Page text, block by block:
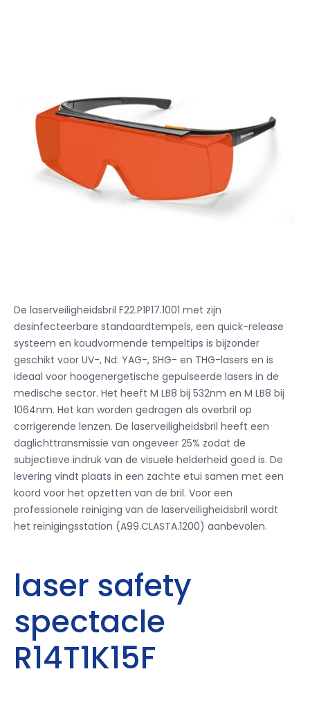
De laserveiligheidsbril F22.P1P17.1001 met zijn
desinfecteerbare standaardtempels, een quick-release
systeem en koudvormende tempeltips is bijzonder
geschikt voor UV-, Nd: YAG-, SHG- en THG-lasers en is
ideaal voor hoogenergetische gepulseerde lasers in de
medische sector. Het heeft M LB8 bij 532nm en M LB8 bij
1064nm. Het kan worden gedragen als overbril op
corrigerende lenzen. De laserveiligheidsbril heeft een
daglichttransmissie van ongeveer 25% zodat de
subjectieve indruk van de visuele helderheid goed is. De
levering vindt plaats in een zachte etui samen met een
koord voor het opzetten van de bril. Voor een
professionele reiniging van de laserveiligheidsbril wordt
het reinigingsstation (A99.CLASTA.1200) aanbevolen.
laser safety
spectacle
R14T1K15F